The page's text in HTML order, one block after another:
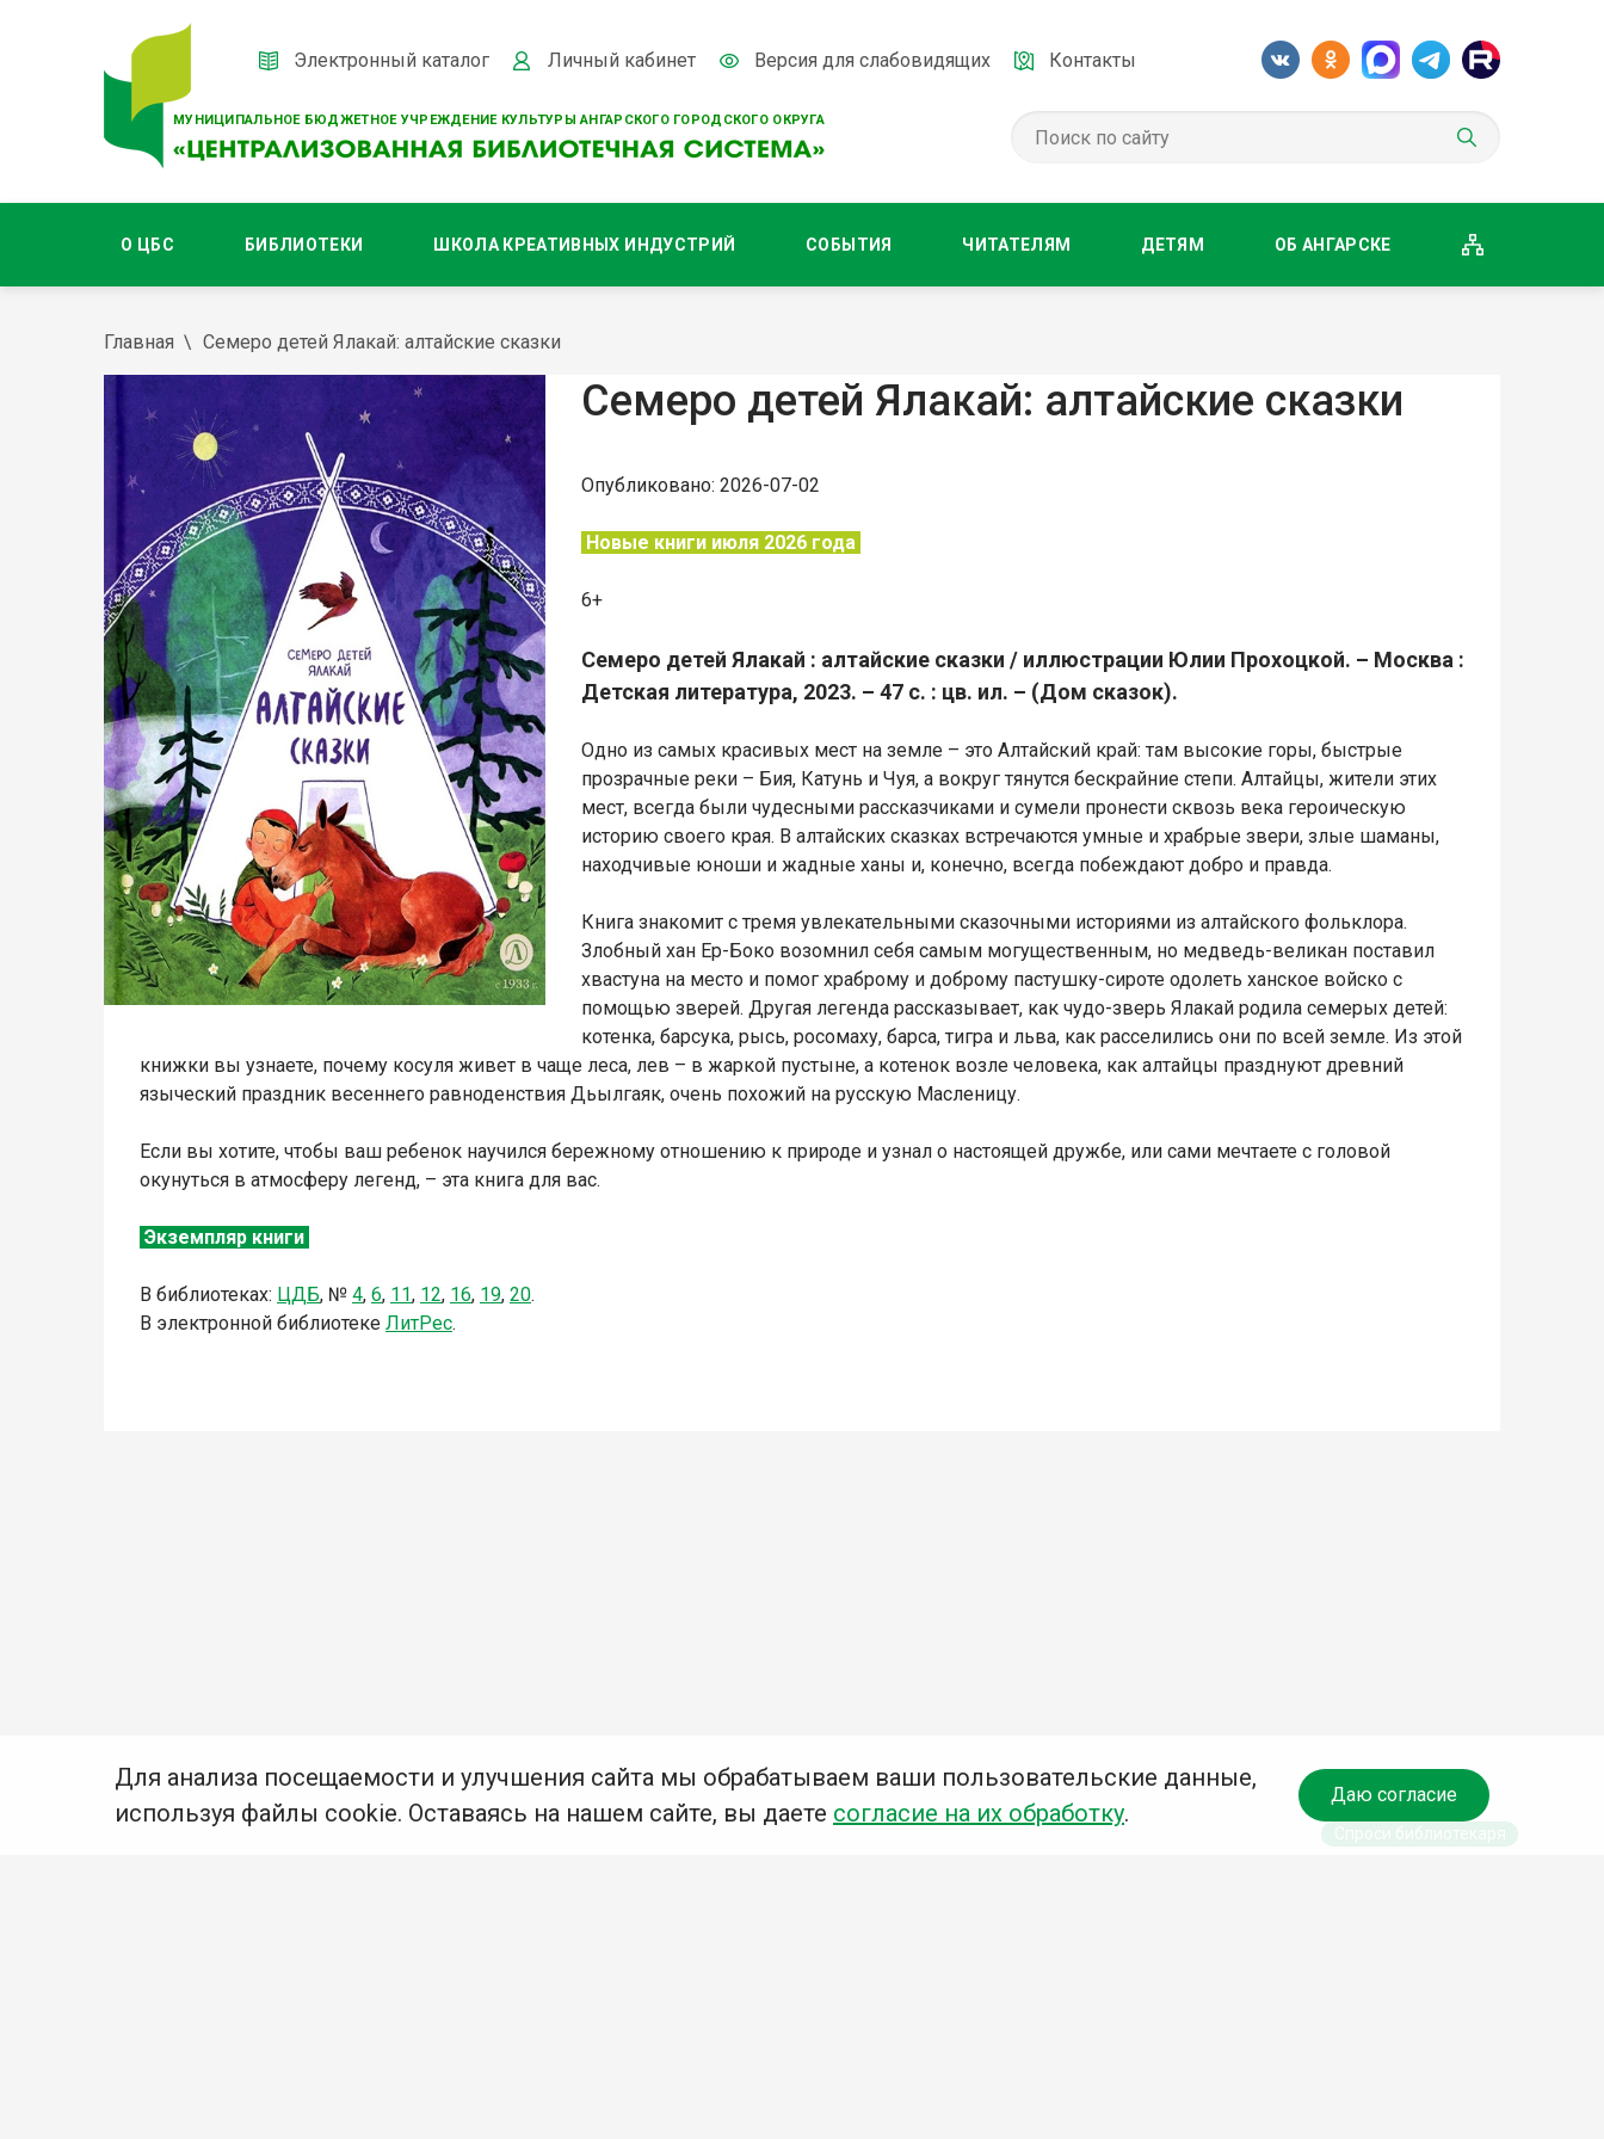
МУНИЦИПАЛЬНОЕ БЮДЖЕТНОЕ УЧРЕЖДЕНИЕ КУЛЬТУРЫ АНГАРСКОГО ГОРОДСКОГО ОКРУГА
Электронный каталог Личный кабинет Версия для слабовидящих Контакты
О ЦБС БИБЛИОТЕКИ ШКОЛА КРЕАТИВНЫХ ИНДУСТРИЙ СОБЫТИЯ ЧИТАТЕЛЯМ ДЕТЯМ ОБ АНГАРСКЕ
Главная Семеро детей Ялакай: алтайские сказки
Семеро детей Ялакай: алтайские сказки
Опубликовано: 2026-07-02
Новые книги июля 2026 года
6+
Семеро детей Ялакай : алтайские сказки / иллюстрации Юлии Прохоцкой. – Москва :
Детская литература, 2023. – 47 с. : цв. ил. – (Дом сказок).
Одно из самых красивых мест на земле – это Алтайский край: там высокие горы, быстрые
прозрачные реки – Бия, Катунь и Чуя, а вокруг тянутся бескрайние степи. Алтайцы, жители этих
мест, всегда были чудесными рассказчиками и сумели пронести сквозь века героическую
историю своего края. В алтайских сказках встречаются умные и храбрые звери, злые шаманы,
находчивые юноши и жадные ханы и, конечно, всегда побеждают добро и правда.
Книга знакомит с тремя увлекательными сказочными историями из алтайского фольклора.
Злобный хан Ер-Боко возомнил себя самым могущественным, но медведь-великан поставил
хвастуна на место и помог храброму и доброму пастушку-сироте одолеть ханское войско с
помощью зверей. Другая легенда рассказывает, как чудо-зверь Ялакай родила семерых детей:
котенка, барсука, рысь, росомаху, барса, тигра и льва, как расселились они по всей земле. Из этой
книжки вы узнаете, почему косуля живет в чаще леса, лев – в жаркой пустыне, а котенок возле человека, как алтайцы празднуют древний
языческий праздник весеннего равноденствия Дьылгаяк, очень похожий на русскую Масленицу.
Если вы хотите, чтобы ваш ребенок научился бережному отношению к природе и узнал о настоящей дружбе, или сами мечтаете с головой
окунуться в атмосферу легенд, – эта книга для вас.
Экземпляр книги
В библиотеках: ЦДБ, № 4, 6, 11, 12, 16, 19, 20.
В электронной библиотеке ЛитРес.
Для анализа посещаемости и улучшения сайта мы обрабатываем ваши пользовательские данные,
используя файлы cookie. Оставаясь на нашем сайте, вы даете согласие на их обработку.
Даю согласие
Спроси библиотекаря